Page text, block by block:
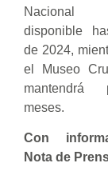
disponible
de 2024,
el Museo
meses.
Con
Nota de